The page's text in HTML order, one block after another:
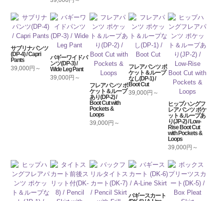
サブリナパンツ
(DP-4) / Capri
Pants
39,000円～
バギーワイドパ
ンツ(DP-3) /
Wide Leg Pant
39,000円～
フレアパンツ ポ
ケット＆ループ
あり(DP-2) /
Boot Cut with
Pockets &
Loops
39,000円～
フレアパンツ ポ
ケット＆ループ
なし(DP-1) /
Boot Cut
39,000円～
ヒップハングフ
レアパンツ ポケ
ット＆ループあ
り(JP-2) / Low-
Rise Boot Cut
with Pockets &
Loops
39,000円～
バギースカート